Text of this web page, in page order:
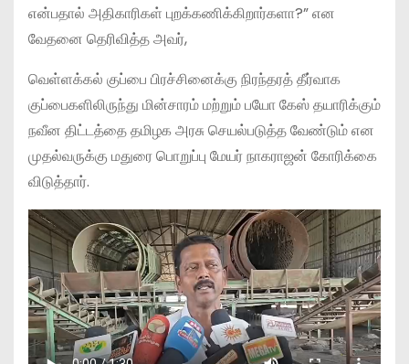
என்பதால் அதிகாரிகள் புறக்கணிக்கிறார்களா?” என
வேதனை தெரிவித்த அவர்,
வெள்ளக்கல் குப்பை பிரச்சினைக்கு நிரந்தரத் தீர்வாக
குப்பைகளிலிருந்து மின்சாரம் மற்றும் பயோ கேஸ் தயாரிக்கும்
நவீன திட்டத்தை தமிழக அரசு செயல்படுத்த வேண்டும் என
முதல்வருக்கு மதுரை பொறுப்பு மேயர் நாகராஜன் கோரிக்கை
விடுத்தார்.